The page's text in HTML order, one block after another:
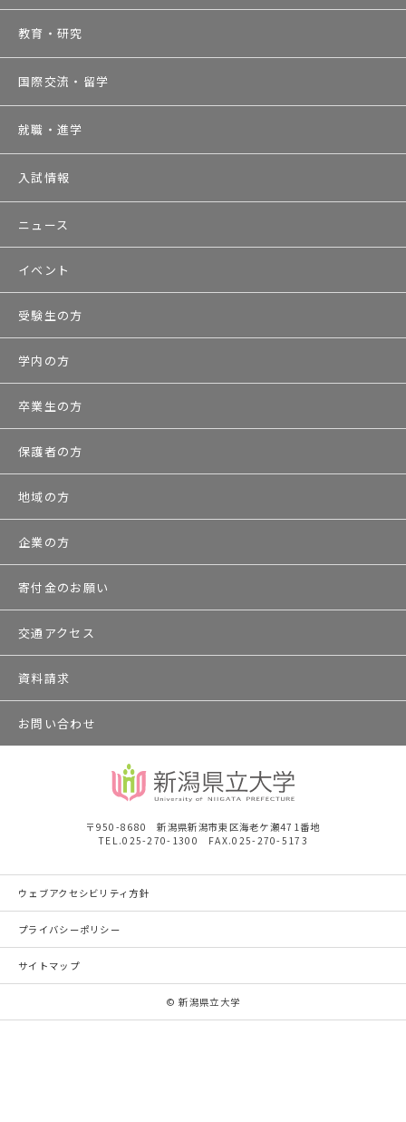
教育・研究
国際交流・留学
就職・進学
入試情報
ニュース
イベント
受験生の方
学内の方
卒業生の方
保護者の方
地域の方
企業の方
寄付金のお願い
交通アクセス
資料請求
お問い合わせ
〒950-8680 新潟県新潟市東区海老ケ瀬471番地
TEL.025-270-1300 FAX.025-270-5173
ウェブアクセシビリティ方針
プライバシーポリシー
サイトマップ
© 新潟県立大学